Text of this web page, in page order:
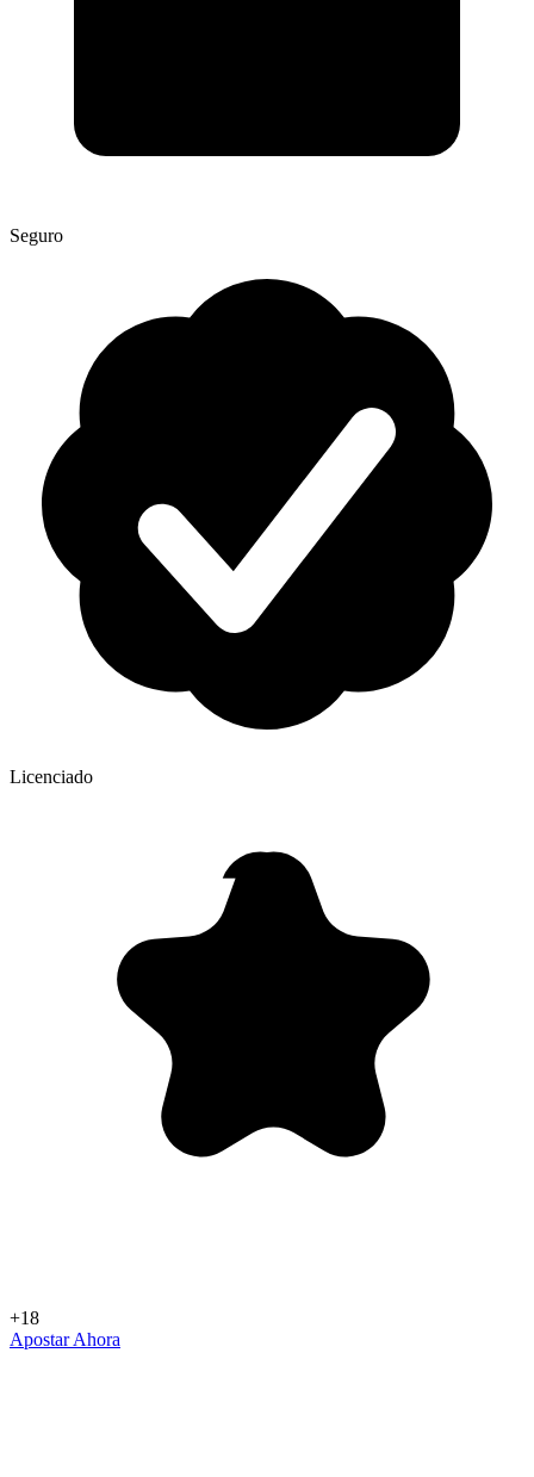
Seguro
Licenciado
+18
Apostar Ahora